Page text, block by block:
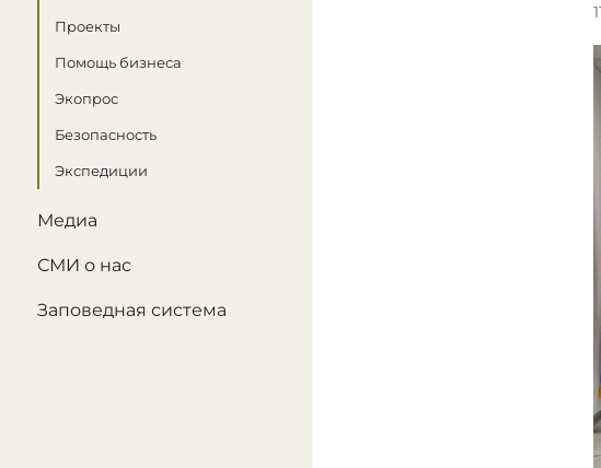
Проекты
Помощь бизнеса
Экопрос
Безопасность
Экспедиции
Медиа
СМИ о нас
Заповедная система